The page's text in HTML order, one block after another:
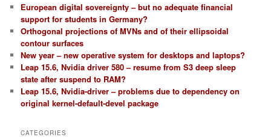
European digital sovereignty – but no adequate financial
support for students in Germany?
Orthogonal projections of MVNs and of their ellipsoidal
contour surfaces
New year – new operative system for desktops and laptops?
Leap 15.6, Nvidia driver 580 – resume from S3 deep sleep
state after suspend to RAM?
Leap 15.6, Nvidia-driver – problems due to dependency on
original kernel-default-devel package
CATEGORIES